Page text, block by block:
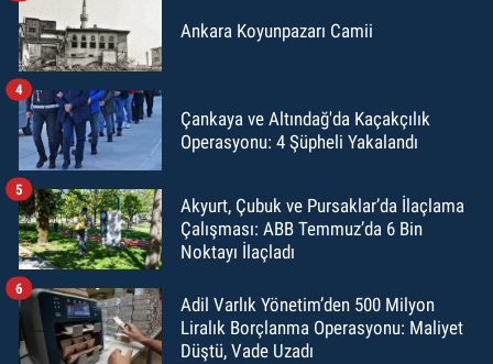
Ankara Koyunpazarı Camii
Çankaya ve Altındağ'da Kaçakçılık
Operasyonu: 4 Şüpheli Yakalandı
4
Akyurt, Çubuk ve Pursaklar’da İlaçlama
Çalışması: ABB Temmuz’da 6 Bin
Noktayı İlaçladı
5
Adil Varlık Yönetim’den 500 Milyon
Liralık Borçlanma Operasyonu: Maliyet
Düştü, Vade Uzadı
6